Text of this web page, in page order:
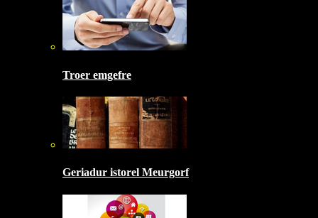
Troer emgefre
Geriadur istorel Meurgorf